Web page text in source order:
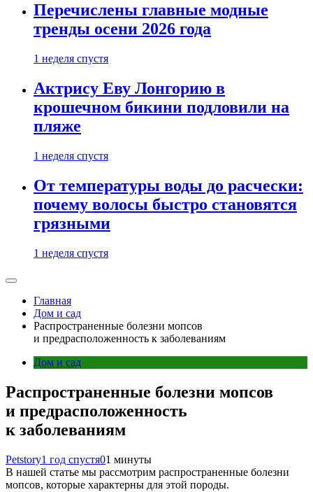
Перечислены главные модные
тренды осени 2026 года
1 неделя спустя
Актрису Еву Лонгорию в
крошечном бикини подловили на
пляже
1 неделя спустя
От температуры воды до расчески:
почему волосы быстро становятся
грязными
1 неделя спустя
Главная
Дом и сад
Распространенные болезни мопсов
и предрасположенность к заболеваниям
Дом и сад
Распространенные болезни мопсов
и предрасположенность
к заболеваниям
Petstory1 год спустя01 минуты
В нашей статье мы рассмотрим распространенные болезни
мопсов, которые характерны для этой породы.